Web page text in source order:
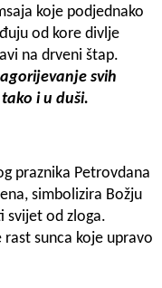
koje podjednako
od kore divlje
na drveni štap.
svih
i u duši.
praznika Petrovdana
simbolizira Božju
svijet od zloga.
sunca koje upravo